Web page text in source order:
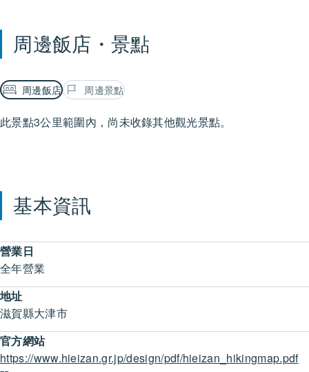
周邊飯店・景點
周邊飯店 周邊景點
此景點3公里範圍內，尚未收錄其他觀光景點。
基本資訊
營業日
全年營業
地址
滋賀縣大津市
官方網站
https://www.hieizan.gr.jp/design/pdf/hieizan_hikingmap.pdf